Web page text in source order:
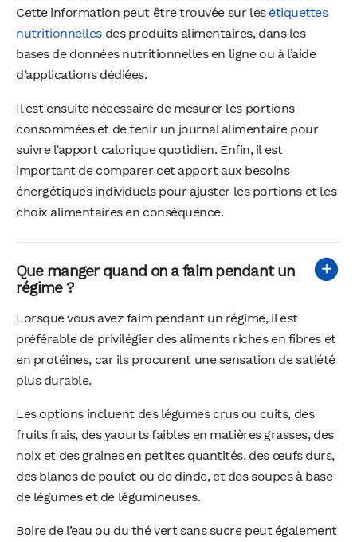
Cette information peut être trouvée sur les étiquettes
nutritionnellesdes produits alimentaires, dans les
bases de données nutritionnelles en ligne ou à l’aide
d’applications dédiées.
Il est ensuite nécessaire de mesurer les portions
consommées et de tenir un journal alimentaire pour
suivre l’apport calorique quotidien. Enfin, il est
important de comparer cet apport aux besoins
énergétiques individuels pour ajuster les portions et les
choix alimentaires en conséquence.
Que manger quand on a faim pendant un
régime ?
Lorsque vous avez faim pendant un régime, il est
préférable de privilégier des aliments riches en fibres et
en protéines, car ils procurent une sensation de satiété
plus durable.
Les options incluent des légumes crus ou cuits, des
fruits frais, des yaourts faibles en matières grasses, des
noix et des graines en petites quantités, des œufs durs,
des blancs de poulet ou de dinde, et des soupes à base
de légumes et de légumineuses.
Boire de l’eau ou du thé vert sans sucre peut également